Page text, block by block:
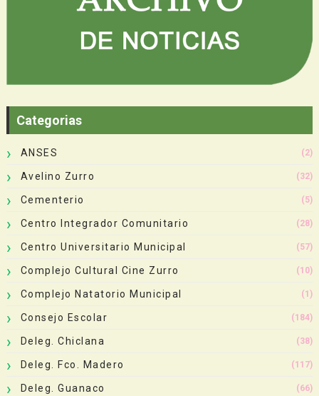
Categorias
ANSES (2)
Avelino Zurro (32)
Cementerio (5)
Centro Integrador Comunitario (28)
Centro Universitario Municipal (57)
Complejo Cultural Cine Zurro (10)
Complejo Natatorio Municipal (1)
Consejo Escolar (184)
Deleg. Chiclana (38)
Deleg. Fco. Madero (117)
Deleg. Guanaco (66)